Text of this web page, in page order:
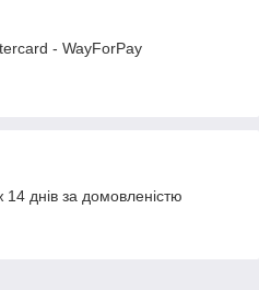
- WayForPay
днів за домовленістю